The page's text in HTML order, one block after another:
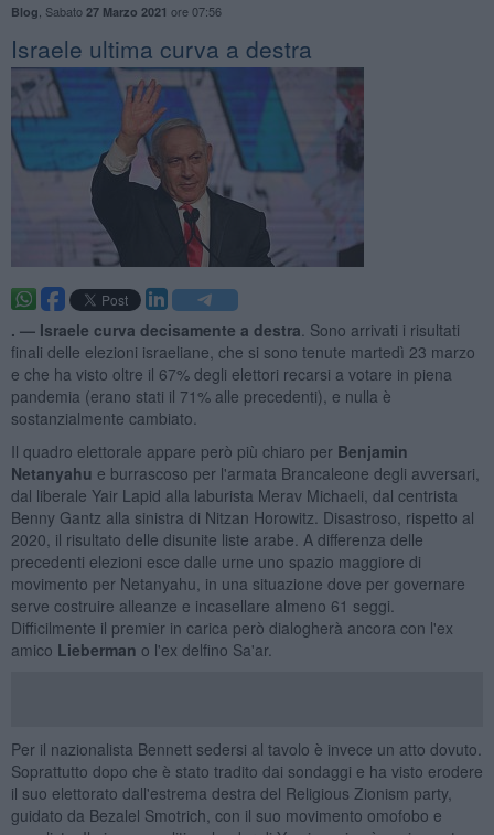
Blog Sabato 27 Marzo 2021 ore 07:56
Israele ultima curva a destra
. — Israele curva decisamente a destra . Sono arrivati i risultati
finali delle elezioni israeliane, che si sono tenute martedì 23 marzo
e che ha visto oltre il 67% degli elettori recarsi a votare in piena
pandemia (erano stati il 71% alle precedenti), e nulla è
sostanzialmente cambiato.
Il quadro elettorale appare però più chiaro per Benjamin
Netanyahu e burrascoso per l'armata Brancaleone degli avversari,
dal liberale Yair Lapid alla laburista Merav Michaeli, dal centrista
Benny Gantz alla sinistra di Nitzan Horowitz. Disastroso, rispetto al
2020, il risultato delle disunite liste arabe. A differenza delle
precedenti elezioni esce dalle urne uno spazio maggiore di
movimento per Netanyahu, in una situazione dove per governare
serve costruire alleanze e incasellare almeno 61 seggi.
Difficilmente il premier in carica però dialogherà ancora con l'ex
amico Lieberman o l'ex delfino Sa'ar.
Per il nazionalista Bennett sedersi al tavolo è invece un atto dovuto.
Soprattutto dopo che è stato tradito dai sondaggi e ha visto erodere
il suo elettorato dall'estrema destra del Religious Zionism party,
guidato da Bezalel Smotrich, con il suo movimento omofobo e